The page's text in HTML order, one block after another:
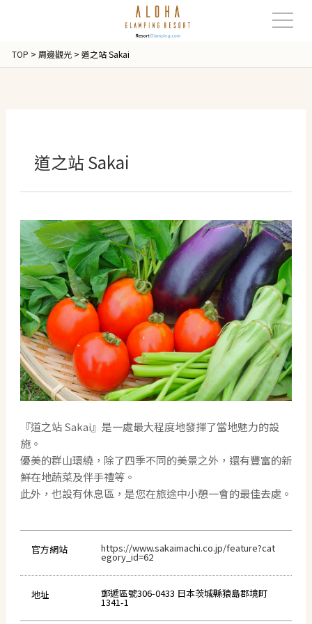
TOP > 周邊觀光> 道之站 Sakai
道之站 Sakai
『道之站 Sakai』是一處最大程度地發揮了當地魅力的設
施。
優美的群山環繞，除了四季不同的美景之外，還有豐富的新
鮮在地蔬菜及伴手禮等。
此外，也設有休息區，是您在旅途中小憩一會的最佳去處。
官方網站 https://www.sakaimachi.co.jp/feature?cat
egory_id=62
地址 郵遞區號306-0433 日本茨城縣猿島郡境町
1341-1